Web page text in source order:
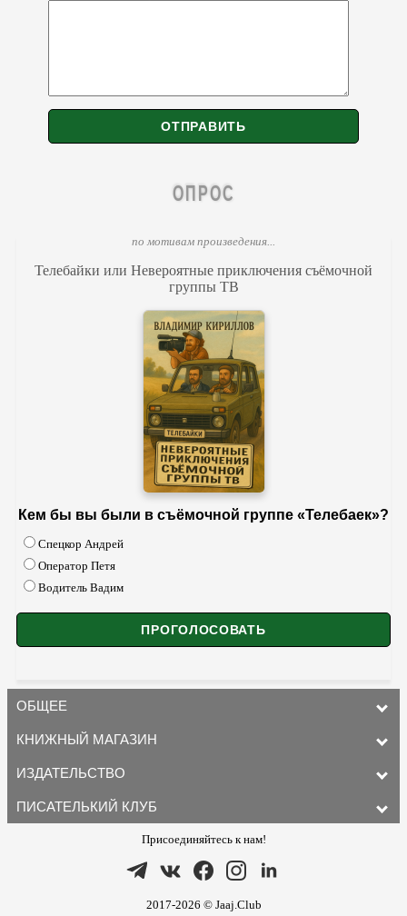
ОПРОС
по мотивам произведения...
Телебайки или Невероятные приключения съёмочной
группы ТВ
Кем бы вы были в съёмочной группе «Телебаек»?
Спецкор Андрей
Оператор Петя
Водитель Вадим
ОБЩЕЕ
КНИЖНЫЙ МАГАЗИН
ИЗДАТЕЛЬСТВО
ПИСАТЕЛЬКИЙ КЛУБ
Присоединяйтесь к нам!
2017-2026 © Jaaj.Club